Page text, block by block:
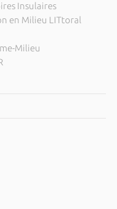
Insulaires
en Milieu LITtoral
Milieu